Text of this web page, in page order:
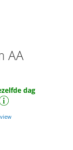
AA
dag